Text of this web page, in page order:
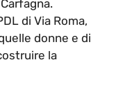
di Via Roma,
donne e di
la